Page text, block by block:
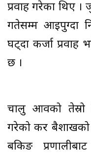
प्रवाह गरेका थिए
गतेसम्म आइपुग्दा
घट्दा कर्जा
छ ।
चालु आवको तेस्रो
गरेको कर
बैंकिङ